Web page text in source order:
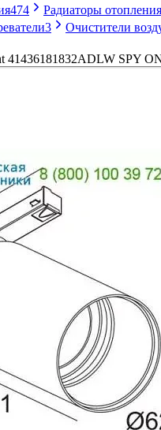
474 Радиаторы
3 Очистители
41436181832ADLW SPY